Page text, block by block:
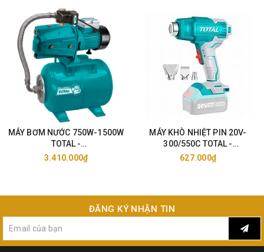
MÁY BƠM NƯỚC 750W-1500W
TOTAL -
TWP47506/11006/15006
3.410.000₫
MÁY KHÒ NHIỆT PIN 20V-
300/550C TOTAL -
TBLI2002/25
627.000₫
ĐĂNG KÝ NHẬN TIN